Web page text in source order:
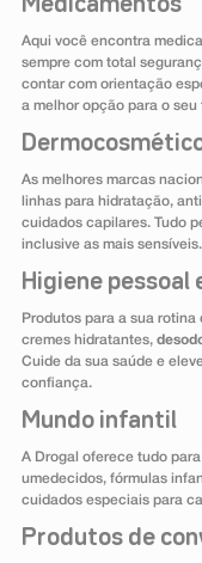
Medicamentos
Aqui você encontra
sempre com total
contar com orientação
a melhor opção para o seu
As melhores marcas
linhas para hidratação,
cuidados capilares. Tudo
inclusive as mais sensíveis.
Higiene pessoal
Produtos para a sua
cremes hidratantes,
Cuide da sua saúde e
confiança.
Mundo infantil
A Drogal oferece tudo
umedecidos, fórmulas
cuidados especiais para
Produtos de